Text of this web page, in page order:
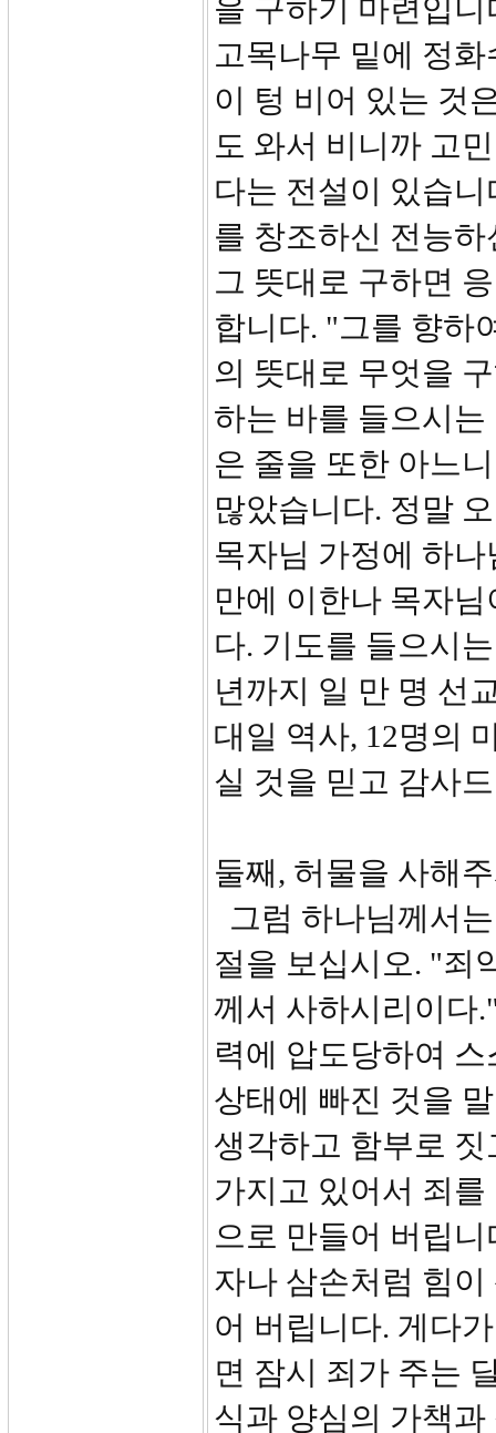
을 구하기 마련입
고목나무 밑에 정
이 텅 비어 있는 것
도 와서 비니까 고
다는 전설이 있습
를 창조하신 전능
그 뜻대로 구하면
합니다. "그를 향하
의 뜻대로 무엇을
하는 바를 들으시
은 줄을 또한 아느
많았습니다. 정말
목자님 가정에 하
만에 이한나 목자
다. 기도를 들으시
년까지 일 만 명 선
대일 역사, 12명의
실 것을 믿고 감사
둘째, 허물을 사해
그럼 하나님께서
절을 보십시오. "죄
께서 사하시리이다
력에 압도당하여
상태에 빠진 것을
생각하고 함부로
가지고 있어서 죄
으로 만들어 버립
자나 삼손처럼 힘
어 버립니다. 게다
면 잠시 죄가 주는
식과 양심의 가책